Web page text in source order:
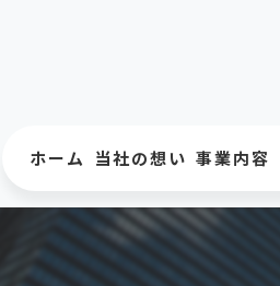
ホーム 当社の想い 事業内容